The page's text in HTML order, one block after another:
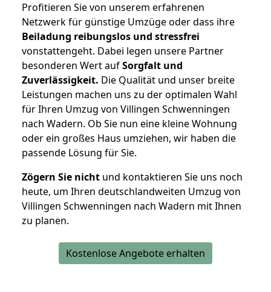
Profitieren Sie von unserem erfahrenen
Netzwerk für günstige Umzüge oder dass ihre
Beiladung reibungslos und stressfrei
vonstattengeht. Dabei legen unsere Partner
besonderen Wert aufSorgfalt und
Zuverlässigkeit. Die Qualität und unser breite
Leistungen machen uns zu der optimalen Wahl
für Ihren Umzug von Villingen Schwenningen
nach Wadern. Ob Sie nun eine kleine Wohnung
oder ein großes Haus umziehen, wir haben die
passende Lösung für Sie.
Zögern Sie nicht und kontaktieren Sie uns noch
heute, um Ihren deutschlandweiten Umzug von
Villingen Schwenningen nach Wadern mit Ihnen
zu planen.
Kostenlose Angebote erhalten